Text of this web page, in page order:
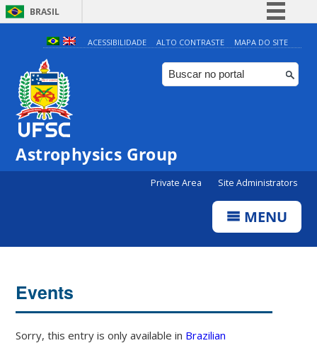
BRASIL
Simplifique!
Comunica BR
Participe
ACESSIBILIDADE ALTO CONTRASTE MAPA DO SITE
Astrophysics Group
Private Area Site Administrators
MENU
Events
Sorry, this entry is only available in Brazilian